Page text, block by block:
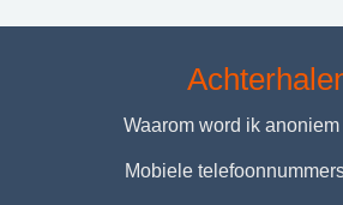
Waarom word ik
Mobiele